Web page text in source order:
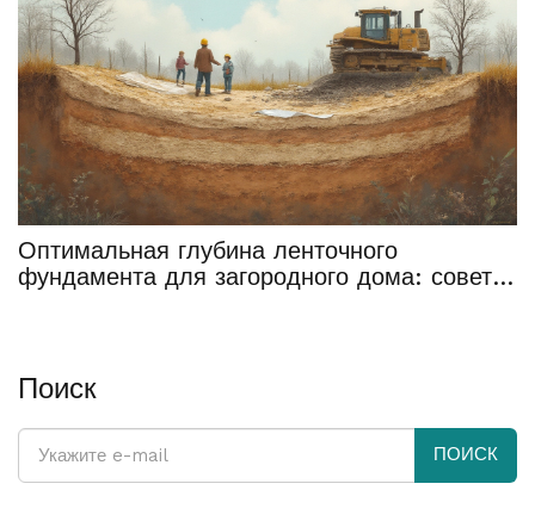
Оптимальная глубина ленточного
фундамента для загородного дома: советы
Поиск
ПОИСК